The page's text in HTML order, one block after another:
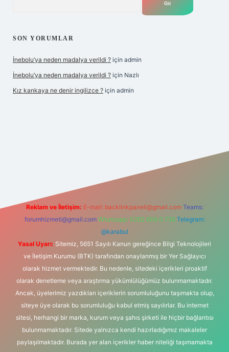
SON YORUMLAR
İnebolu’ya neden madalya verildi ? için admin
İnebolu’ya neden madalya verildi ? için Nazlı
Kız kankaya ne denir ingilizce ? için admin
Reklam ve İletişim: E-mail: backlinkpaneli@gmail.com Teams:
forumhizmeti@gmail.com Whatsapp: 0262 606 0 726 Telegram:
@karabul
Yasal Uyarı: Sitemiz, 5651 Sayılı Kanun gereğince Bilgi Teknolojileri
ve İletişim Kurumu (BTK) tarafından onaylanmış bir Yer Sağlayıcı
olarak hizmet vermektedir. Bu nedenle, sitedeki içerikleri proaktif
olarak denetleme veya araştırma yükümlülüğümüz bulunmamaktadır.
Ancak, üyelerimiz yazdıkları içeriklerin sorumluluğunu taşımakta olup,
siteye üye olarak bu sorumluluğu kabul etmiş sayılırlar. Bu internet
sitesi, herhangi bir marka, kurum veya şahıs şirketi ile hiçbir bağlantısı
bulunmamaktadır. Sitede yalnızca kendi hazırladığımız makaleler
paylaşılmaktadır. Burada yer alan içerikler haber niteliği taşımamakta